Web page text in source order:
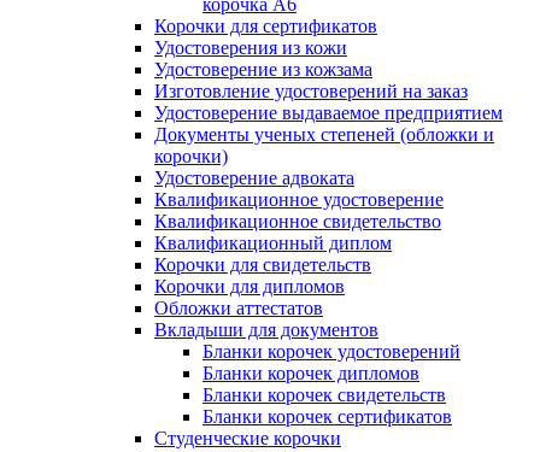
корочка А6
Корочки для сертификатов
Удостоверения из кожи
Удостоверение из кожзама
Изготовление удостоверений на заказ
Удостоверение выдаваемое предприятием
Документы ученых степеней (обложки и
корочки)
Удостоверение адвоката
Квалификационное удостоверение
Квалификационное свидетельство
Квалификационный диплом
Корочки для свидетельств
Корочки для дипломов
Обложки аттестатов
Вкладыши для документов
Бланки корочек удостоверений
Бланки корочек дипломов
Бланки корочек свидетельств
Бланки корочек сертификатов
Студенческие корочки